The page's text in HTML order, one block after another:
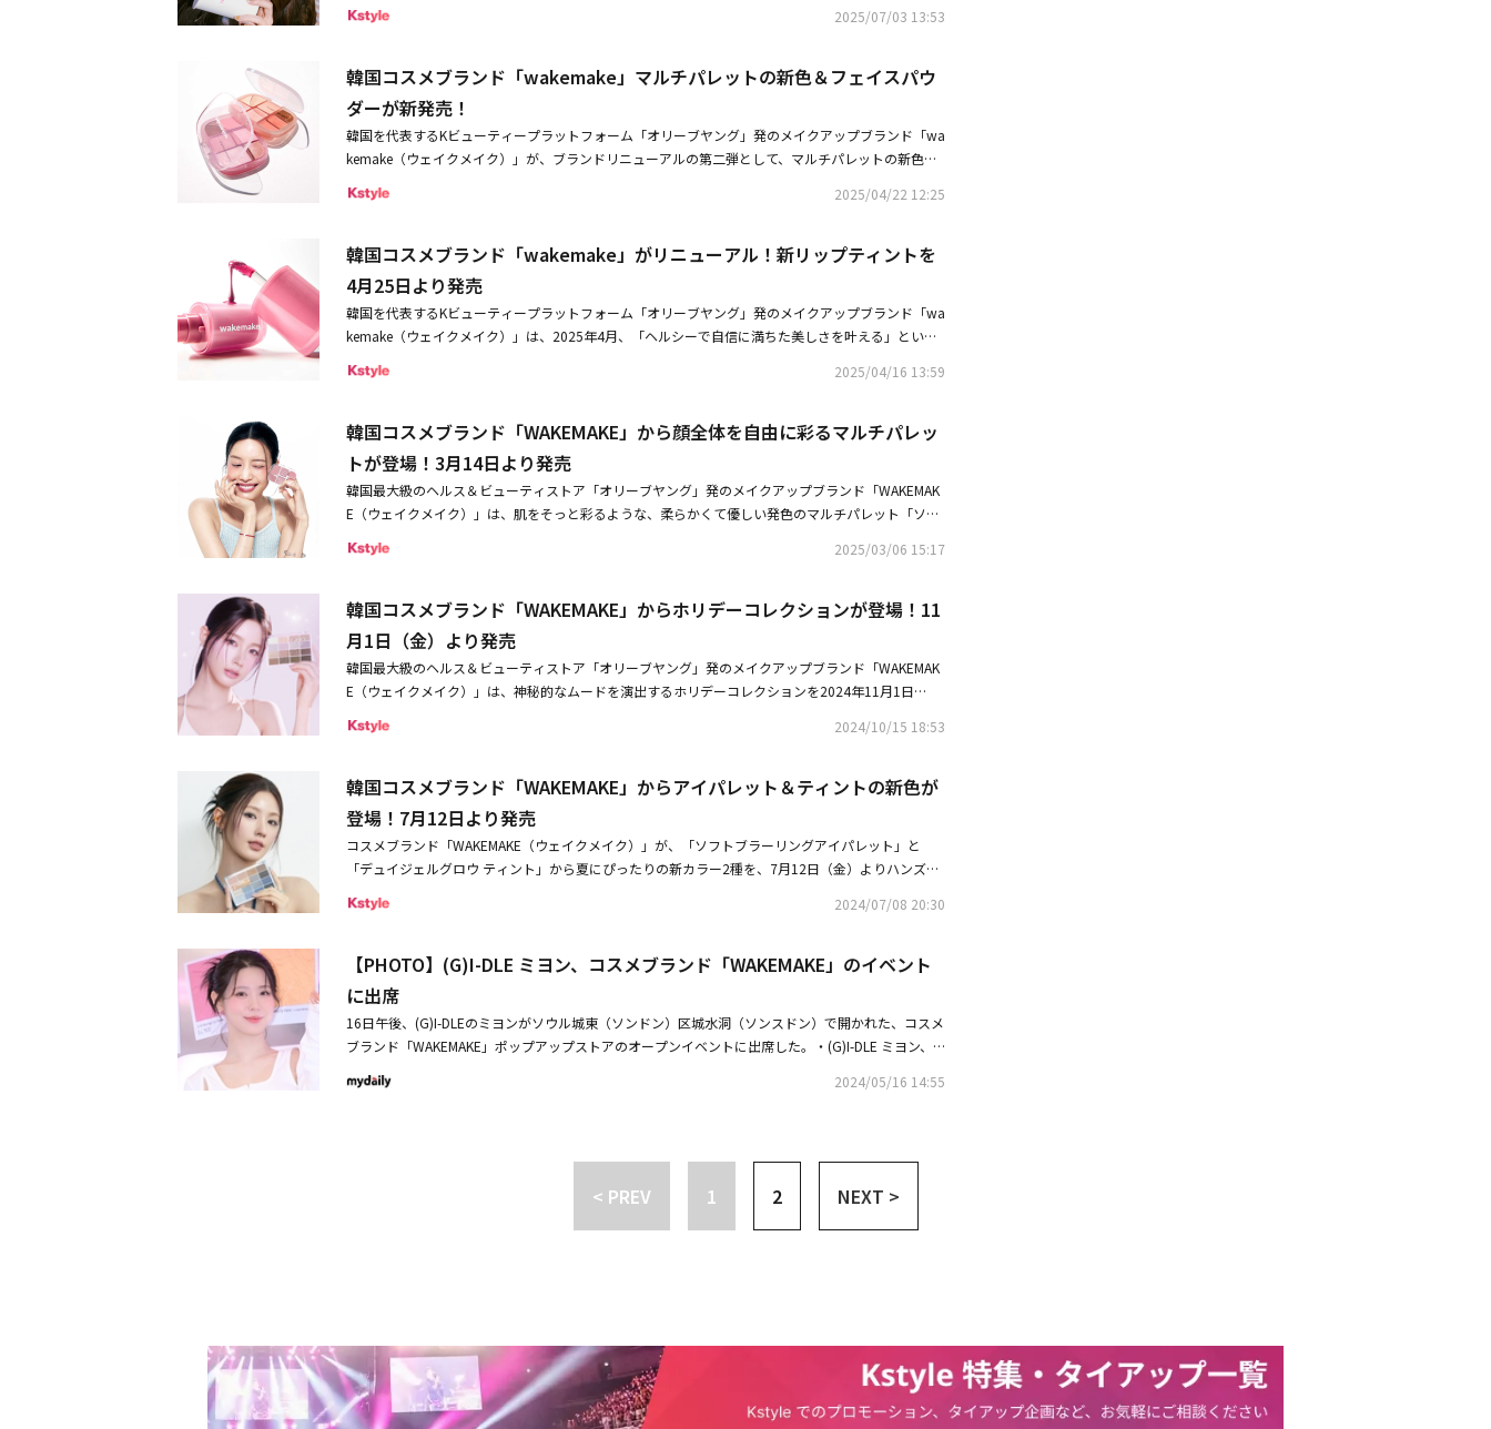
パステルカラーのハイライター。まばゆいシアーパールが光を集め、素肌からにじむような自然なツ
品情報「wakemake」2025年9月12日発売〇ヘルシーグロウバームスティック全10色／3.5g1,540円
（税込）〇シアーブリーズハイライター全3色／5g1,760円（税込）■関連サイト「wakemake」日
本公式サイト
る。 ヘルシーな血色とほどよいツヤを仕込めるパウダーチーク。透け感のある発色で、自然な血色
ながらツヤを与えて、ふんわり繊細なニュアンスチークに仕上がる。■商品情報「シアーブリーズブ
ラッシャー」2025年7月11日発売価格：1,650円（税込）全4色／5g01ミルキーアプリコット02 サ
ーモンコーラル03 ペールピンク04 ベリッシュ■関連サイト「wakemake」日本公式サイト
2025/07/03 13:53
韓国コスメブランド「wakemake」マルチパレットの新色＆フェイスパウ
ダーが新発売！
韓国を代表するKビューティープラットフォーム「オリーブヤング」発のメイクアップブランド「wa
kemake（ウェイクメイク）」が、ブランドリニューアルの第二弾として、マルチパレットの新色と
ライン店舗にて4月19日より順次展開中。「ステイフィクサーマルチカラーパウダー」は、4月25日
【新色】可憐に咲いた愛らしい花束ピンク肌をそっと彩るような、やわらかくて優しい発色のマルチ
パレットから、新色が登場。ワントーンのカラー構成と締め色の組み合わせで、アイからフェイスま
で使い方自由自在。今っぽさと可愛らしさを兼ね備えたこなれ感を演出し、メイク上級者顔を叶え
る。マットなメイクからグロウなメイクまで、このパレットひとつで、さまざまな印象のメイクが完
成する。赤みやくすみといった色ムラや毛穴をカバー（メイクアップ効果による）して、まるでAIで
自動補正（メイクアップ効果による）したように明るく透明感（メイクアップ効果による）のある肌
ちろん、日中のメイク直しにも頼りになる一品。◆01 ペールクリアパープル＆ブルー系パウダーが
赤みを補正（メイクアップ効果による）。やや明るい肌トーンの方に。◆02 ライトスキンアイボリ
ー＆イエロー系パウダーがくすみを補正（メイクアップ効果による）。ニュートラルな肌仕上がりが
お好みの方に。◆03 サテンピンクパール配合のピンク＆ロージー系パウダーが血色感（メイクアッ
2025年4月19日発売04 ピーチフラッシュ05 ピンクフレア容量：6.1g価格：2,640円（税込）【POIN
まざまなテクスチャーで楽しめるマルチパレット。目元に活躍するふんわりやわらかなパールインパ
ウダーから、チークにぴったりのクリームバームまで、多様な質感が勢揃い。なりたい印象に合わせ
て使えます。 ●粉っぽさゼロ！ こだわり製法による自然なツヤ感の粉質人工的ではなく、自然なツ
ヤ感が肌にやわらかくなじんでシアーな彩りを添えます。アミノ酸でコーティングしたパウダーを、
オイルで包んだこだわりの製法により、透け感のある発色とベタつかずしっとりソフトな感触の粉質
を実現。 ●ワントーンカラーに締め色をひとさじ。こなれ感抜群のメイクに！日常使いに便利な統
一感のあるカラーに、深みのある陰影カラーを1色プラス。メイク初心者でも簡単に使えるカラー構
チカラーパウダー」2025年4月25日発売01 ペールクリア02 ライトスキン03 サテンピンク容量：4g
価格：2,750 円（税込）【POINT】●肌トーンを整えて自然に美しい仕上がりに3色のカラーで構成
補正します。本来の自分の肌トーンを、さらに美しく魅せる仕上がりに。 ●きめ細かなパウダーが
毛穴をカバーしてなめらかにふんわり軽い肌あたりの微粒子パウダーが気になる毛穴や肌の凹凸をカ
バー。シルクのようになめらかで上品な質感に仕上げます。余分な皮脂を抑えてテカリを防ぎ、メイ
のファッションや肌のコンディションで使い分けるのも◎。■関連リンクwakemake公式ホームペー
ジ
2025/04/22 12:25
韓国コスメブランド「wakemake」がリニューアル！新リップティントを
4月25日より発売
韓国を代表するKビューティープラットフォーム「オリーブヤング」発のメイクアップブランド「wa
kemake（ウェイクメイク）」は、2025年4月、「ヘルシーで自信に満ちた美しさを叶える」という
「ウォータフルグロウティント」を発売する。2015年に韓国オリーブヤング発のコスメブランドと
ンセプトを掲げてリニューアル。カラーを自由に楽しむことをモットーとし、洗練された感性とやり
すぎないスタイル、クールなアティチュードを持つ方に向けて、唯一無二のメイクアップを提案す
る。今回、ぷるんとうるおって、ベタつかない、軽やか透けちゅるリップが新発売。水のように軽や
かに唇になじみ、自然なツヤと鮮やかなカラーを長時間キープするティント。ベタつかない快適な塗
り心地で、くすみのないクリアな発色を楽しむことができる。肌のトーンやファッションに合わせて
自分らしいカラーを選べる6色展開。重ねてもみずみずしい透け感はそのままに、理想の仕上がりを
地で、ちゅるんとした自然なツヤとうるおい感を長時間保つ。乾燥による唇の皮むけや縦じわを防ぎ
（メイクアップ効果による）、なめらかで魅力的な見た目をキープ。塗布後、時間が経ってもくすみ
にくく（オリーブヤング調べ）、塗りたての発色の美しさがそのまま続く。また重ね塗りをして色の
厚みを増してもピュアな透明感は失われず、透けちゅる感のある仕上がりに。■製品概要ウォータフ
（全6色）＞01 ミルキーヴァイン02 ティーンメロウ03 フェイデッドポージー04 ベイキッド07 グレ
2025/04/16 13:59
韓国コスメブランド「WAKEMAKE」から顔全体を自由に彩るマルチパレッ
トが登場！3月14日より発売
韓国最大級のヘルス＆ビューティストア「オリーブヤング」発のメイクアップブランド「WAKEMAK
E（ウェイクメイク）」は、肌をそっと彩るような、柔らかくて優しい発色のマルチパレット「ソフ
で、目元からチーク、ハイライトまで使い方自由自在だ。今っぽさと可愛らしさを兼ね備えたこなれ
つで、さまざまな印象のメイクが完成する。カラーバリエーションは全3色で展開。「01 コーラルヘ
ルツ」はヘルシーな血色感を与える生き生きとしたヌードコーラル。「02 レイジーローズ」は独特
の雰囲気をまとったほのかな温度のロージーブラウン。「03 ラベンダープレジャー」は儚さを演出
する可憐なラベンダーピンクだ。質感の違いで、ほわん＆じゅわっと顔を彩る。自由にテクスチャー
を組み合わせて、なりたいムードのメイクが完成でき、質感の違いで自然に盛れる目元を作る。■製
品情報ソフトシアーマルチパレット全3色 / 6.4g / 2,640円（税込）2025年3月14日発売＜カラー展
にニュアンス感をプラス3.シマー：透けるようなツヤを与える微細パール4.グリッター：メイクのポ
イントに使える、輝くグリッターラメ5.マットバーム：ふっくら溶けて馴染む、ふんわりソフトマッ
ト6.グロウバーム：体温でじゅわっととろけ、つやんと透明感発色■関連リンクWAKEMAKE日本公式
ページ
2025/03/06 15:17
韓国コスメブランド「WAKEMAKE」からホリデーコレクションが登場！11
月1日（金）より発売
韓国最大級のヘルス＆ビューティストア「オリーブヤング」発のメイクアップブランド「WAKEMAK
E（ウェイクメイク）」は、神秘的なムードを演出するホリデーコレクションを2024年11月1日
にボリューム感を演出できるマキシグロス、トーンアップして素肌に光彩を集めるマルチカラーパウ
リングアイパレットは、多彩なラベンダーカラーから、シマーパール、ボリューム感あるグリッター
まで、神秘的なムードを連想させるラベンダーグロウなアイパレットだ。全て同じ紫ではない、明度
や彩度、テクスチャーにまでこだわったアイパレットがホリデーに登場。ヌーディーなピンクラベン
ダーとホリデーサテングリッターは顔に陰影と立体感を与える。クリアなイメージから、スモーキー
メイクまで様々なアイメイクが可能なミスティックラベンダー23号。これ1つでベースカラー、ポイ
ントカラー、涙袋、チーク、ハイライター、アイラインとしてもマルチに大活躍。パーソナルカラー
ールで唇の光沢を長時間キープし、ふっくらとボリュームを演出する2色の新色リップグロスだ。存
在感のあるパール感が特徴のバーリーラベンダー、ナチュラルで透明感を感じるヌードラベンダーの
2色が新登場。どちらも滑らかでべたつかない塗り心地ながら、しっとり光沢のある仕上がりに。お
砂糖の粒子のようにほのかなパールが、唇をよりふっくらと、健康的に見せアップデートしてくれ
きる。ステイフィクサーマルチカラーパウダーは、雪のようにほのかなヌーディーラベンダー、ピン
グアイパレットカラー：23 ミスティックラベンダー ブラーリング価格：オンライン：3,980円（税
込）/ オフライン：2,970円（税込）※オンライン発売日：11月12日（火）●デュイジェルマキシグ
2024/10/15 18:53
韓国コスメブランド「WAKEMAKE」からアイパレット＆ティントの新色が
登場！7⽉12⽇より発売
コスメブランド「WAKEMAKE（ウェイクメイク）」が、「ソフトブラーリングアイパレット」と
「デュイジェルグロウ ティント」から夏にぴったりの新カラー2種を、7⽉12⽇（金）よりハンズ、
ングアイパレット」の新色は、まぶしく輝く海と砂のきらめきを表現したカラーレンジが特徴。ブル
ーチピンクはオレンジ色の空の下、ピンク色に輝く海を表現している。さらに「ソフトブラーリング
アイパレット」に加え、「デュイジェルグロウティント」にも新色が登場。イエベ、ブルべ問わず使
⽤可能なナチュラルトーンとブルべにぴったりなクールトーンの2種。ぷるんとしたグロウコーティ
ングが海のような輝きを演出する。■商品概要「VINTAGE COLLECTION」7⽉12⽇（金）よりハン
ズ、ローズマリー、Re:MAKE店舗、ECにて数量限定発売※発売⽇はメーカー出荷日となり購入可能
日は各店舗により異なります。●ソフトブラーリングアイパレット（14g/個）価格：2,970円（税
ラーリングで自然なグラデーションを演出。太陽のように高彩度なタンジェリンカラーに、普段使い
2024/07/08 20:30
【PHOTO】(G)I-DLE ミヨン、コスメブランド「WAKEMAKE」のイベント
に出席
16日午後、(G)I-DLEのミヨンがソウル城東（ソンドン）区城水洞（ソンスドン）で開かれた、コスメ
ブランド「WAKEMAKE」ポップアップストアのオープンイベントに出席した。・(G)I-DLE ミヨン、
を巡る3度目のワールドツアー開催決定
2024/05/16 14:55
< PREV 1 2 NEXT >